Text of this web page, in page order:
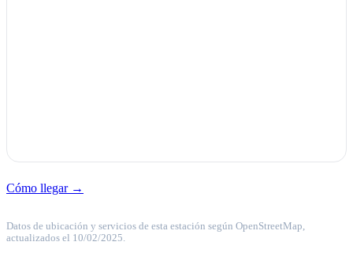
Cómo llegar →
Datos de ubicación y servicios de esta estación según OpenStreetMap,
actualizados el 10/02/2025.